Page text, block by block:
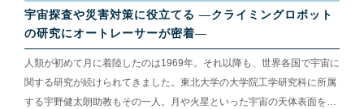
宇宙探査や災害対策に役立てる ―クライミングロボット
の研究にオートレーサーが密着―
人類が初めて月に着陸したのは1969年。それ以降も、世界各国で宇宙に
関する研究が続けられてきました。東北大学の大学院工学研究科に所属
する宇野健太朗助教もその一人。月や火星といった宇宙の天体表面を始